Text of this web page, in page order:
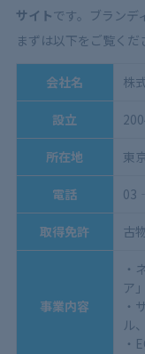
サイトです。ブランデ
まずは以下をご覧くだ
会社名 株
設立
所在地 東
電話
取得免許 古
事業内容
・
ア
・
ル
・